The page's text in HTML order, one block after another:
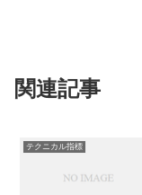
関連記事
テクニカル指標